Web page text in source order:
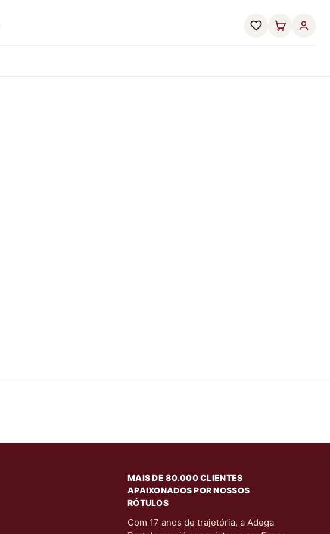
MAIS DE 80.000 CLIENTES
APAIXONADOS POR NOSSOS
RÓTULOS
Com 17 anos de trajetória, a Adega